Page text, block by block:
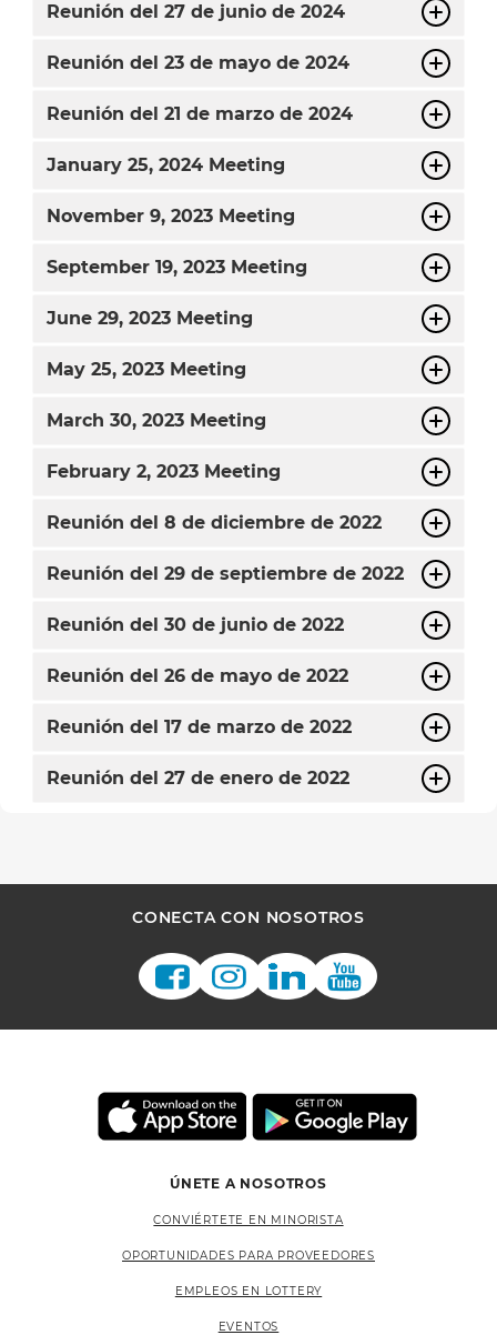
Reunión del 27 de junio de 2024
Reunión del 23 de mayo de 2024
Reunión del 21 de marzo de 2024
January 25, 2024 Meeting
November 9, 2023 Meeting
September 19, 2023 Meeting
June 29, 2023 Meeting
May 25, 2023 Meeting
March 30, 2023 Meeting
February 2, 2023 Meeting
Reunión del 8 de diciembre de 2022
Reunión del 29 de septiembre de 2022
Reunión del 30 de junio de 2022
Reunión del 26 de mayo de 2022
Reunión del 17 de marzo de 2022
Reunión del 27 de enero de 2022
CONECTA CON NOSOTROS
ÚNETE A NOSOTROS
CONVIÉRTETE EN MINORISTA
OPORTUNIDADES PARA PROVEEDORES
EMPLEOS EN LOTTERY
EVENTOS